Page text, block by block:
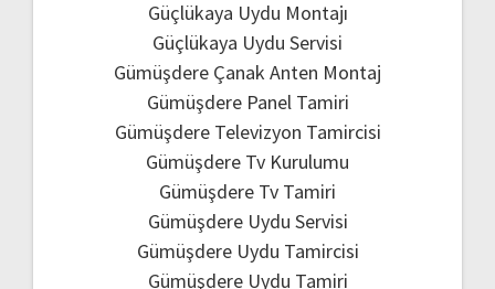
Güçlükaya Uydu Montajı
Güçlükaya Uydu Servisi
Gümüşdere Çanak Anten Montaj
Gümüşdere Panel Tamiri
Gümüşdere Televizyon Tamircisi
Gümüşdere Tv Kurulumu
Gümüşdere Tv Tamiri
Gümüşdere Uydu Servisi
Gümüşdere Uydu Tamircisi
Gümüşdere Uydu Tamiri